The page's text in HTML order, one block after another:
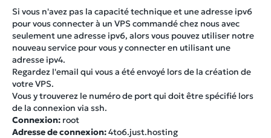
Si vous n'avez pas la capacité technique et une adresse ipv6
pour vous connecter à un VPS commandé chez nous avec
seulement une adresse ipv6, alors vous pouvez utiliser notre
nouveau service pour vous y connecter en utilisant une
adresse ipv4.
Regardez l'email qui vous a été envoyé lors de la création de
votre VPS.
Vous y trouverez le numéro de port qui doit être spécifié lors
de la connexion via ssh.
Connexion: root
Adresse de connexion:4to6.just.hosting